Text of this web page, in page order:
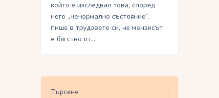
който е изследвал това, според
него „ненормално състояние“,
пише в трудовете си, че мензисът
е бягство от…
Търсене